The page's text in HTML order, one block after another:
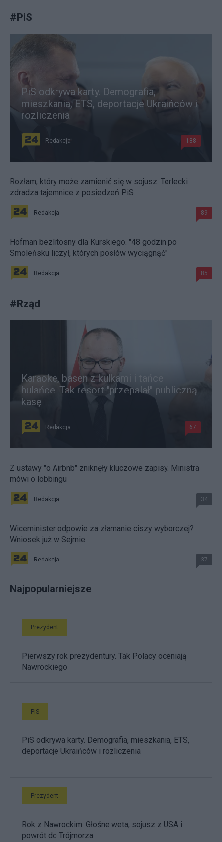
#PiS
PiS odkrywa karty. Demografia,
mieszkania, ETS, deportacje Ukraińców i
rozliczenia
Redakcja 188
Rozłam, który może zamienić się w sojusz. Terlecki
zdradza tajemnice z posiedzeń PiS
Redakcja 89
Hofman bezlitosny dla Kurskiego. "48 godzin po
Smoleńsku liczył, których posłów wyciągnąć"
Redakcja 85
#Rząd
Karaoke, basen z kulkami i tańce
hulańce. Tak resort "przepalał" publiczną
kasę
Redakcja 67
Z ustawy "o Airbnb" zniknęły kluczowe zapisy. Ministra
mówi o lobbingu
Redakcja 34
Wiceminister odpowie za złamanie ciszy wyborczej?
Wniosek już w Sejmie
Redakcja 37
Najpopularniejsze
Prezydent
Pierwszy rok prezydentury. Tak Polacy oceniają
Nawrockiego
PiS
PiS odkrywa karty. Demografia, mieszkania, ETS,
deportacje Ukraińców i rozliczenia
Prezydent
Rok z Nawrockim. Głośne weta, sojusz z USA i
powrót do Trójmorza